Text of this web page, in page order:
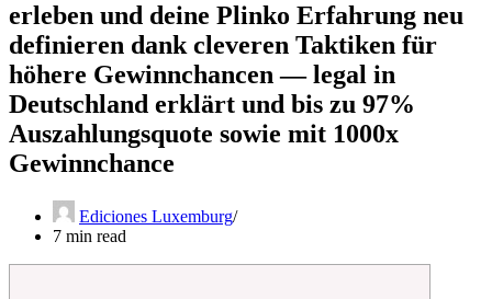
erleben und deine Plinko Erfahrung neu
definieren dank cleveren Taktiken für
höhere Gewinnchancen — legal in
Deutschland erklärt und bis zu 97%
Auszahlungsquote sowie mit 1000x
Gewinnchance
Ediciones Luxemburg
7 min read